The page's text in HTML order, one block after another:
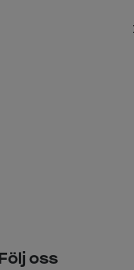
Följ oss